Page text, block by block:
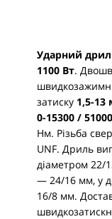
Ударний
1100 Вт.
затиску 1,5-13
0-15300 /
Нм. Різьба
UNF. Дриль
діаметром 22/
— 24/16 мм, у
16/8 мм.